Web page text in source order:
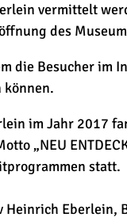
vermittelt
des
die Besucher im
im Jahr 2017
„NEU
statt.
Heinrich Eberlein,